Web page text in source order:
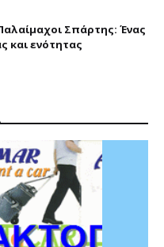
Σπάρτης: Ένας
και ενότητας